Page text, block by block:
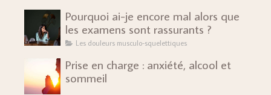
Pourquoi ai-je encore mal alors que
les examens sont rassurants ?
Les douleurs musculo-squelettiques
Prise en charge : anxiété, alcool et
sommeil